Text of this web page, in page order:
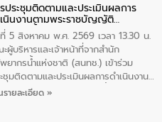
ประชุมติดตามและประเมินผลการ
นินงานตามพระราชบัญญัติ
ยากรน้ำ พ.ศ. 2561 ประจำ
ประมาณ พ.ศ. 2569
5 สิงหาคม พ.ศ. 2569 เวลา 13.30 น.
ผู้บริหารและเจ้าหน้าที่จากสำนัก
ยากรน้ำแห่งชาติ (สนทช.) เข้าร่วม
ชุมติดตามและประเมินผลการดำเนินงาน
พระราชบัญญัติทรัพยากรน้ำ พ.ศ. 2561
รายละเอียด »